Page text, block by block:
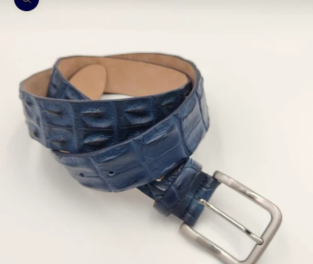
In-/uitzoomen